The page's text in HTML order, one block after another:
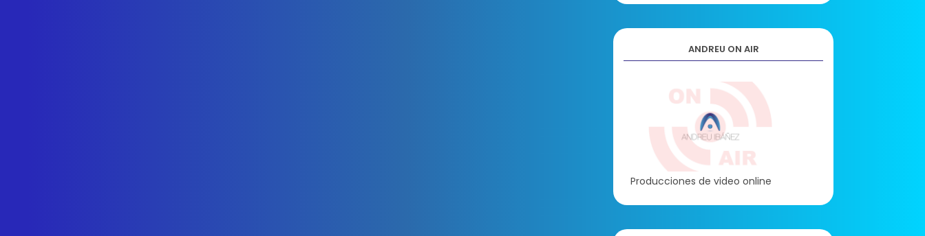
ANDREU ON AIR
Producciones de video online